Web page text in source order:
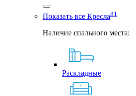
Показать все Кресла81
Наличие спального места:
Раскладные